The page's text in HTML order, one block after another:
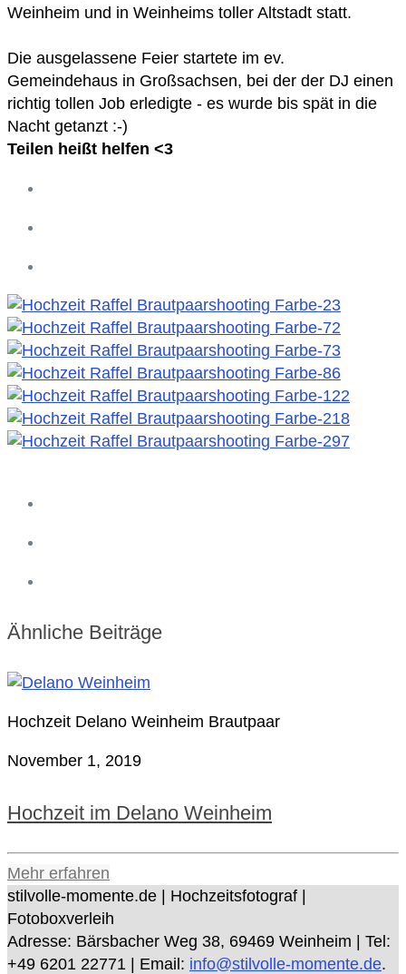
Weinheim und in Weinheims toller Altstadt statt.
Die ausgelassene Feier startete im ev.
Gemeindehaus in Großsachsen, bei der der DJ einen
richtig tollen Job erledigte - es wurde bis spät in die
Nacht getanzt :-)
Teilen heißt helfen <3
Ähnliche Beiträge
Hochzeit Delano Weinheim Brautpaar
November 1, 2019
Hochzeit im Delano Weinheim
Mehr erfahren
stilvolle-momente.de | Hochzeitsfotograf |
Fotoboxverleih
Adresse: Bärsbacher Weg 38, 69469 Weinheim | Tel:
+49 6201 22771 | Email: info@stilvolle-momente.de.